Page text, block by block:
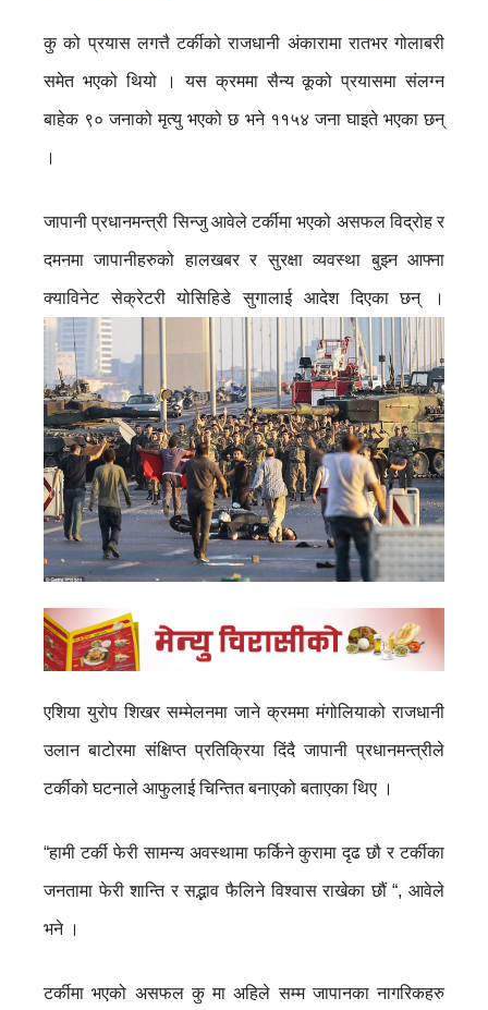
कु को प्रयास लगत्तै टर्कीको राजधानी अंकारामा रातभर गोलाबरी
समेत भएको थियो । यस क्रममा सैन्य कूको प्रयासमा संलग्न
बाहेक ९० जनाको मृत्यु भएको छ भने ११५४ जना घाइते भएका छन्
।
जापानी प्रधानमन्त्री सिन्जु आवेले टर्कीमा भएको असफल विद्रोह र
दमनमा जापानीहरुको हालखबर र सुरक्षा व्यवस्था बुझ्न आफ्ना
क्याविनेट सेक्रेटरी योसिहिडे सुगालाई आदेश दिएका छन् ।
एशिया युरोप शिखर सम्मेलनमा जाने क्रममा मंगोलियाको राजधानी
उलान बाटोरमा संक्षिप्त प्रतिक्रिया दिंदै जापानी प्रधानमन्त्रीले
टर्कीको घटनाले आफुलाई चिन्तित बनाएको बताएका थिए ।
“हामी टर्की फेरी सामन्य अवस्थामा फर्किने कुरामा दृढ छौ र टर्कीका
जनतामा फेरी शान्ति र सद्भाव फैलिने विश्वास राखेका छौं “, आवेले
भने ।
टर्कीमा भएको असफल कु मा अहिले सम्म जापानका नागरिकहरु